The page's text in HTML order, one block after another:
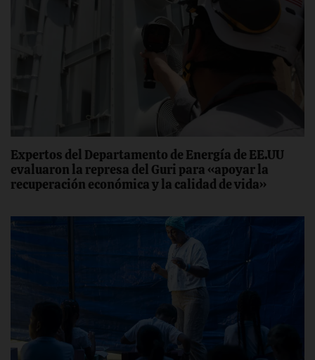
Expertos del Departamento de Energía de EE.UU
evaluaron la represa del Guri para «apoyar la
recuperación económica y la calidad de vida»